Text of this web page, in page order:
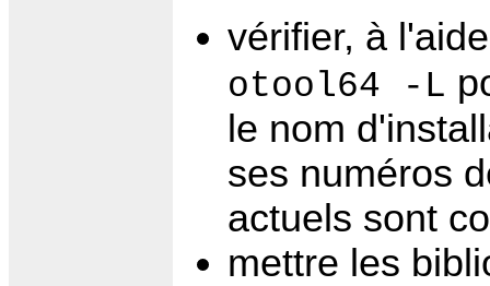
vérifier, à
otool64 -L
le nom
ses numéros
actuels sont
mettre les